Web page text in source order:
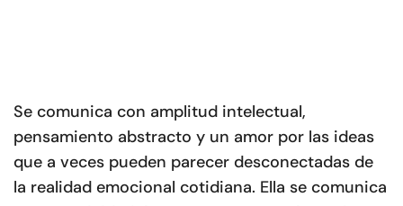
Se comunica con amplitud intelectual,
pensamiento abstracto y un amor por las ideas
que a veces pueden parecer desconectadas de
la realidad emocional cotidiana. Ella se comunica